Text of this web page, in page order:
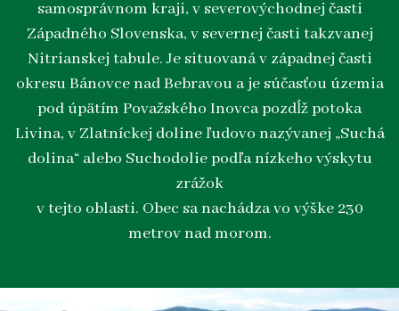
samosprávnom kraji, v severovýchodnej časti
Západného Slovenska, v severnej časti takzvanej
Nitrianskej tabule. Je situovaná v západnej časti
okresu Bánovce nad Bebravou a je súčasťou územia
pod úpätím Považského Inovca pozdĺž potoka
Livina, v Zlatníckej doline ľudovo nazývanej „Suchá
dolina“ alebo Suchodolie podľa nízkeho výskytu
zrážok
v tejto oblasti. Obec sa nachádza vo výške 230
metrov nad morom.